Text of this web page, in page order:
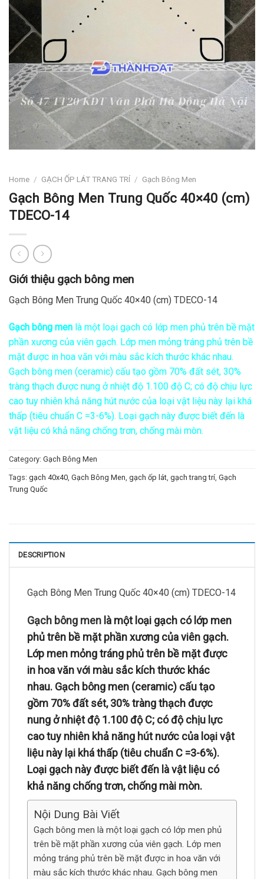
Home / GẠCH ỐP LÁT TRANG TRÍ / Gạch Bông Men
Gạch Bông Men Trung Quốc 40×40 (cm)
TDECO-14
Giới thiệu gạch bông men
Gạch Bông Men Trung Quốc 40×40 (cm) TDECO-14
Gạch bông men là một loại gạch có lớp men phủ trên bề mặt
phần xương của viên gạch. Lớp men mỏng tráng phủ trên bề
mặt được in hoa văn với màu sắc kích thước khác nhau.
Gạch bông men (ceramic) cấu tạo gồm 70% đất sét, 30%
tràng thạch được nung ở nhiệt độ 1.100 độ C; có độ chịu lực
cao tuy nhiên khả năng hút nước của loại vật liệu này lại khá
thấp (tiêu chuẩn C =3-6%). Loại gạch này được biết đến là
vật liệu có khả năng chống trơn, chống mài mòn.
Category: Gạch Bông Men
Tags: gạch 40x40, Gạch Bông Men, gạch ốp lát, gạch trang trí, Gạch
Trung Quốc
DESCRIPTION
Gạch Bông Men Trung Quốc 40×40 (cm) TDECO-14
Gạch bông men là một loại gạch có lớp men
phủ trên bề mặt phần xương của viên gạch.
Lớp men mỏng tráng phủ trên bề mặt được
in hoa văn với màu sắc kích thước khác
nhau. Gạch bông men (ceramic) cấu tạo
gồm 70% đất sét, 30% tràng thạch được
nung ở nhiệt độ 1.100 độ C; có độ chịu lực
cao tuy nhiên khả năng hút nước của loại vật
liệu này lại khá thấp (tiêu chuẩn C =3-6%).
Loại gạch này được biết đến là vật liệu có
khả năng chống trơn, chống mài mòn.
Nội Dung Bài Viết
Gạch bông men là một loại gạch có lớp men phủ
trên bề mặt phần xương của viên gạch. Lớp men
mỏng tráng phủ trên bề mặt được in hoa văn với
màu sắc kích thước khác nhau. Gạch bông men